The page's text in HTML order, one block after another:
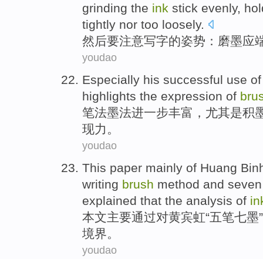
grinding the ink stick evenly,
tightly nor too loosely.
然后要注意写字的姿势 ： 磨墨应
youdao
Especially his successful use of
highlights the expression of
笔法墨法进一步丰富， 尤其是积
现力 。
youdao
This paper mainly of Huang
writing brush method and seven
explained that the analysis of
本文主要通过对黄宾虹“五笔七墨
境界 。
youdao